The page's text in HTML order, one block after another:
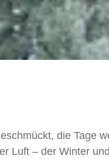
die Tage
Luft – der Winter